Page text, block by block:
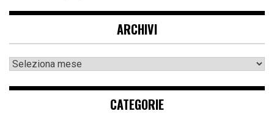
ARCHIVI
CATEGORIE